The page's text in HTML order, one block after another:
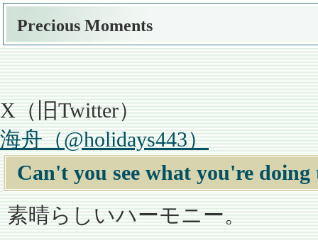
Precious Moments
X（旧Twitter）
海舟（@holidays443）
Can't you see what you're doing
素晴らしいハーモニー。